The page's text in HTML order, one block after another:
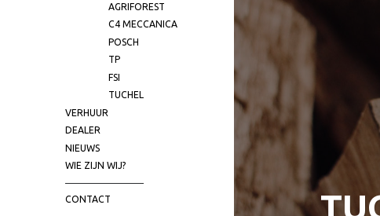
AGRIFOREST
C4 MECCANICA
POSCH
TP
FSI
TUCHEL
VERHUUR
DEALER
NIEUWS
WIE ZIJN WIJ?
CONTACT